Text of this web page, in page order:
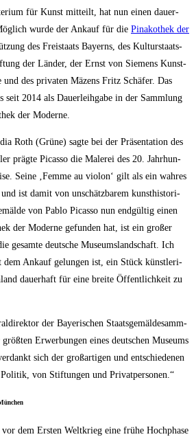
für Kunst mit­teilt, hat nun einen dau­er­
wur­de der Ankauf für die Pina­ko­thek der
des Frei­staats Bay­erns, des Kul­tur­staats­
der Län­der, der Ernst von Sie­mens Kunst­
des pri­va­ten Mäzens Fritz Schä­fer. Das
seit 2014 als Dau­er­leih­ga­be in der Samm­lung
der Moderne.
Roth (Grü­ne) sag­te bei der Prä­sen­ta­ti­on des
präg­te Picas­so die Male­rei des 20. Jahr­hun­
Sei­ne ‚Femme au vio­lon‘ gilt als ein wah­res
ist damit von unschätz­ba­rem kunst­his­to­ri­
von Pablo Picas­so nun end­gül­tig einen
der Moder­ne gefun­den hat, ist ein gro­ßer
gesam­te deut­sche Muse­ums­land­schaft. Ich
dem Ankauf gelun­gen ist, ein Stück künst­le­ri­
dau­er­haft für eine brei­te Öffent­lich­keit zu
der Baye­ri­schen Staats­ge­mäl­de­samm­
Erwer­bun­gen eines deut­schen Muse­ums
sich der groß­ar­ti­gen und ent­schie­de­nen
von Stif­tun­gen und Privatpersonen.“
dem Ers­ten Welt­krieg eine frü­he Hoch­pha­se